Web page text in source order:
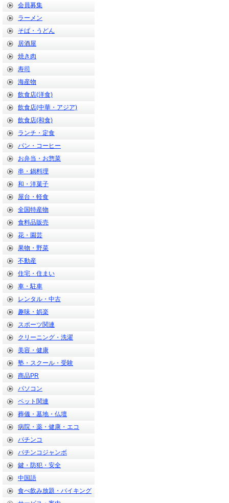
会員募集
ラーメン
そば・うどん
居酒屋
焼き肉
寿司
海産物
飲食店(洋食)
飲食店(中華・アジア)
飲食店(和食)
ランチ・定食
パン・コーヒー
お弁当・お惣菜
串・鍋料理
和・洋菓子
屋台・軽食
全国特産物
食料品販売
花・園芸
果物・野菜
不動産
住宅・住まい
車・駐車
レンタル・中古
趣味・娯楽
スポーツ関連
クリーニング・洗濯
美容・健康
塾・スクール・受験
商品PR
パソコン
ペット関連
葬儀・墓地・仏壇
病院・薬・健康・エコ
パチンコ
パチンコジャンボ
鍵・防犯・安全
中国語
食べ飲み放題・バイキング